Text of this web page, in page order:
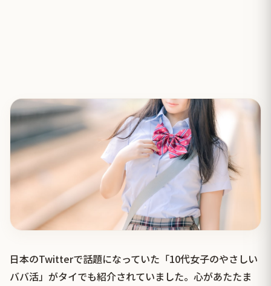
日本のTwitterで話題になっていた「10代女子のやさしい
ババ活」がタイでも紹介されていました。心があたたま